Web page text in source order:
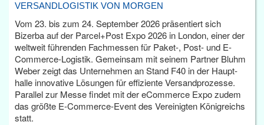
VERSANDLOGISTIK VON MORGEN
Vom 23. bis zum 24. September 2026 präsentiert sich
Bizerba auf der Parcel+Post Expo 2026 in London, einer der
weltweit führenden Fachmessen für Paket-, Post- und E-
Commerce-Logistik. Gemeinsam mit seinem Partner Bluhm
Weber zeigt das Unternehmen an Stand F40 in der Haupt­
halle innovative Lösungen für effiziente Versandprozesse.
Parallel zur Messe findet mit der eCommerce Expo zudem
das größte E-Commerce-Event des Vereinigten Königreichs
statt.